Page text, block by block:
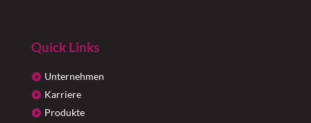
Quick Links
Unternehmen
Karriere
Produkte